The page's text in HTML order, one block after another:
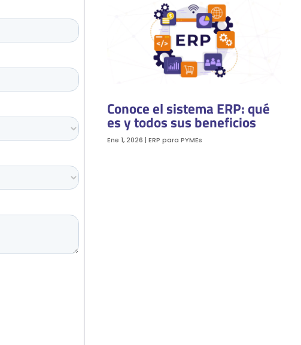
Conoce el sistema ERP: qué
es y todos sus beneficios
Ene 1, 2026 | ERP para PYMEs